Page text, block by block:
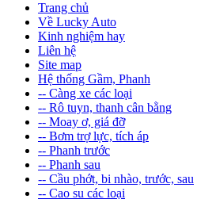
Trang chủ
Về Lucky Auto
Kinh nghiệm hay
Liên hệ
Site map
Hệ thống Gầm, Phanh
-- Càng xe các loại
-- Rô tuyn, thanh cân bằng
-- Moay ơ, giá đỡ
-- Bơm trợ lực, tích áp
-- Phanh trước
-- Phanh sau
-- Cầu phớt, bi nhào, trước, sau
-- Cao su các loại